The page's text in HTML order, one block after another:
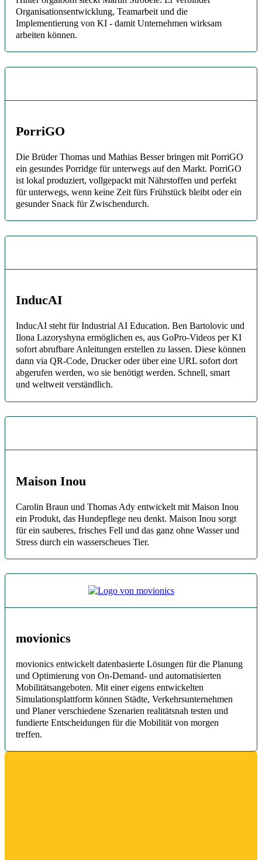
Organisationsentwicklung, Teamarbeit und die
Implementierung von KI - damit Unternehmen wirksam
arbeiten können.
PorriGO
Die Brüder Thomas und Mathias Besser bringen mit PorriGO
ein gesundes Porridge für unterwegs auf den Markt. PorriGO
ist lokal produziert, vollgepackt mit Nährstoffen und perfekt
für unterwegs, wenn keine Zeit fürs Frühstück bleibt oder ein
gesunder Snack für Zwischendurch.
InducAI
InducAI steht für Industrial AI Education. Ben Bartolovic und
Ilona Lazoryshyna ermöglichen es, aus GoPro-Videos per KI
sofort abrufbare Anleitungen erstellen zu lassen. Diese können
dann via QR-Code, Drucker oder über eine URL sofort dort
abgerufen werden, wo sie benötigt werden. Schnell, smart
und weltweit verständlich.
Maison Inou
Carolin Braun und Thomas Ady entwickelt mit Maison Inou
ein Produkt, das Hundepflege neu denkt. Maison Inou sorgt
für ein sauberes, frisches Fell und das ganz ohne Wasser und
Stress durch ein wasserscheues Tier.
movionics
movionics entwickelt datenbasierte Lösungen für die Planung
und Optimierung von On-Demand- und automatisierten
Mobilitätsangeboten. Mit einer eigens entwickelten
Simulationsplattform können Städte, Verkehrsunternehmen
und Planer verschiedene Szenarien realitätsnah testen und
fundierte Entscheidungen für die Mobilität von morgen
treffen.